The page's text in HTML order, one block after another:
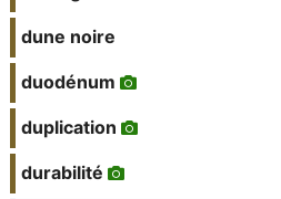
dune noire
duodénum
duplication
durabilité